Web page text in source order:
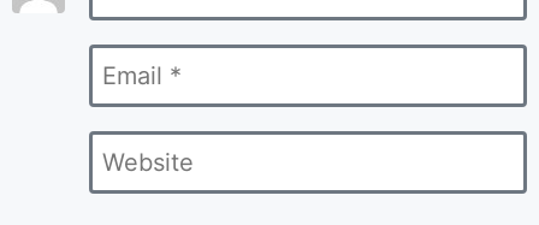
*
Email
*
Website